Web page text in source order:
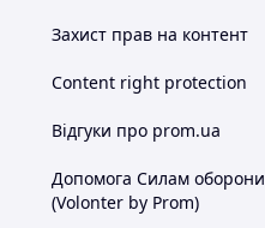
Захист прав на контент
Content right protection
Відгуки про prom.ua
Допомога Силам оборони
(Volonter by Prom)